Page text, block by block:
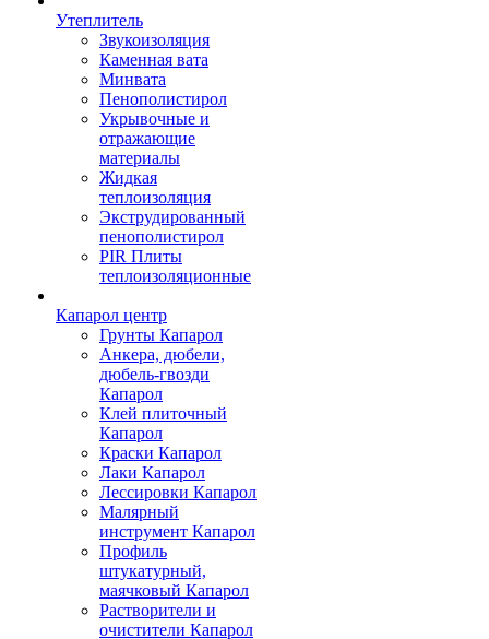
Утеплитель
Звукоизоляция
Каменная вата
Минвата
Пенополистирол
Укрывочные и
отражающие
материалы
Жидкая
теплоизоляция
Экструдированный
пенополистирол
PIR Плиты
теплоизоляционные
Капарол центр
Грунты Капарол
Анкера, дюбели,
дюбель-гвозди
Капарол
Клей плиточный
Капарол
Краски Капарол
Лаки Капарол
Лессировки Капарол
Малярный
инструмент Капарол
Профиль
штукатурный,
маячковый Капарол
Растворители и
очистители Капарол